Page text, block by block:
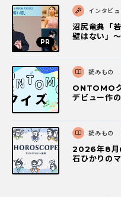
インタビュ
沼尻竜典「
壁はない」
読みもの
ONTOMO
デビュー作
読みもの
2026年8月
石ひかりの